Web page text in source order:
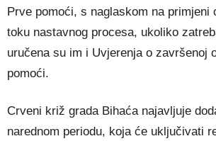
Prve pomoći, s naglaskom na primjeni
toku nastavnog procesa, ukoliko
uručena su im i Uvjerenja o završenoj
pomoći.
Crveni križ grada Bihaća najavljuje
narednom periodu, koja će uključivati